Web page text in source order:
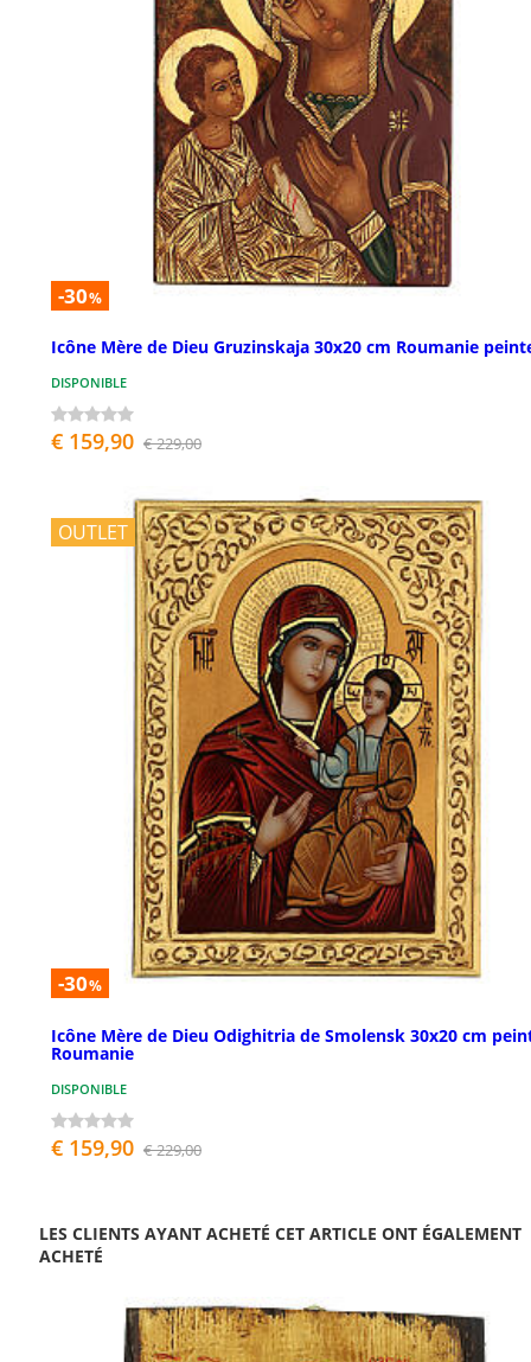
-30%
Icône Mère de Dieu Gruzinskaja 30x20 cm Roumanie
DISPONIBLE
€ 159,90 € 229,00
OUTLET
-30%
Icône Mère de Dieu Odighitria de Smolensk 30x20 cm
Roumanie
DISPONIBLE
€ 159,90 € 229,00
LES CLIENTS AYANT ACHETÉ CET ARTICLE ONT ÉGALEMENT
ACHETÉ